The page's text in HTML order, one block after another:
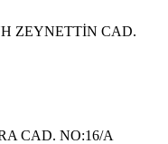
ZEYNETTİN CAD.
CAD. NO:16/A